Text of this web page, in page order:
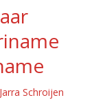
Jarra Schroijen